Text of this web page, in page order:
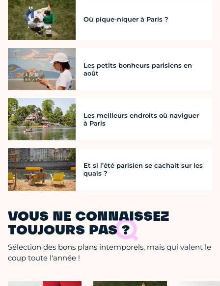
Où pique-niquer à Paris ?
Les petits bonheurs parisiens en
août
Les meilleurs endroits où naviguer
à Paris
Et si l’été parisien se cachait sur les
quais ?
VOUS NE CONNAISSEZ
TOUJOURS PAS ?
Sélection des bons plans intemporels, mais qui valent le
coup toute l'année !